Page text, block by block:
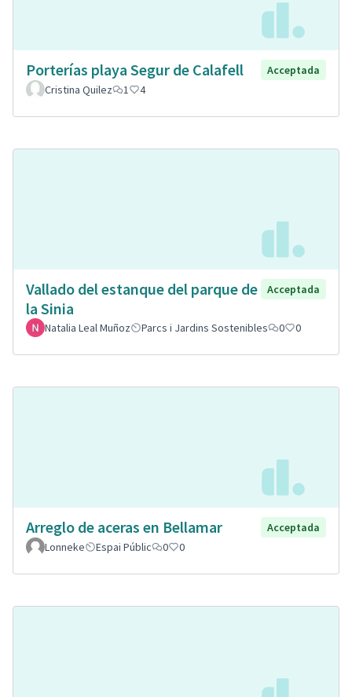
Porterías playa Segur de Calafell
Acceptada
Cristina Quilez
1 4
Vallado del estanque del parque de
la Sinia
Acceptada
Natalia Leal Muñoz Parcs i Jardins Sostenibles 0 0
Arreglo de aceras en Bellamar
Acceptada
Lonneke
Espai Públic 0 0